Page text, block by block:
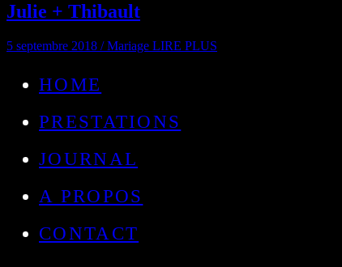
Julie + Thibault
5 septembre 2018 /Mariage LIRE PLUS
HOME
PRESTATIONS
JOURNAL
A PROPOS
CONTACT